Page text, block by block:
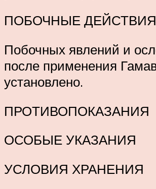
ПОБОЧНЫЕ ДЕЙСТВИЯ
Побочных явлений и
после применения
установлено.
ПРОТИВОПОКАЗАНИЯ
ОСОБЫЕ УКАЗАНИЯ
УСЛОВИЯ ХРАНЕНИЯ